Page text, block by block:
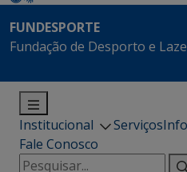
FUNDESPORTE
Fundação de Desporto e
Institucional Serviços
Fale Conosco
Pesquisar